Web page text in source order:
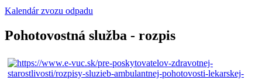
Kalendár zvozu odpadu
Pohotovostná služba - rozpis